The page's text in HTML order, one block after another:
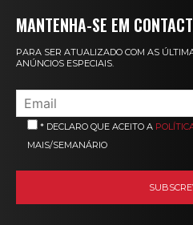
MANTENHA-SE EM
PARA SER ATUALIZADO COM AS
ANÚNCIOS ESPECIAIS.
* DECLARO QUE ACEITO A
MAIS/SEMANÁRIO